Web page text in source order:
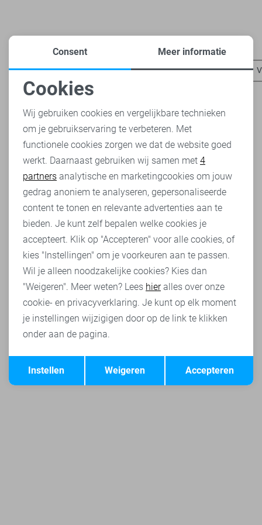
Heb je dit al eens bekeken?
Vila truien Vila vesten Vila blouses Vila t-shirts
Noodzakelijke cookies
Personalisatie cookies
Analytische cookies
Marketing cookies
Terug Opslaan
Consent Meer informatie
Cookies
Wij gebruiken cookies en vergelijkbare technieken
om je gebruikservaring te verbeteren. Met
functionele cookies zorgen we dat de website goed
werkt. Daarnaast gebruiken wij samen met 4
partners analytische en marketingcookies om jouw
gedrag anoniem te analyseren, gepersonaliseerde
content te tonen en relevante advertenties aan te
bieden. Je kunt zelf bepalen welke cookies je
accepteert. Klik op "Accepteren" voor alle cookies, of
kies "Instellingen" om je voorkeuren aan te passen.
Wil je alleen noodzakelijke cookies? Kies dan
"Weigeren". Meer weten? Lees hieralles over onze
cookie- en privacyverklaring. Je kunt op elk moment
je instellingen wijzigigen door op de link te klikken
onder aan de pagina.
Accepteren
Weigeren
Instellen